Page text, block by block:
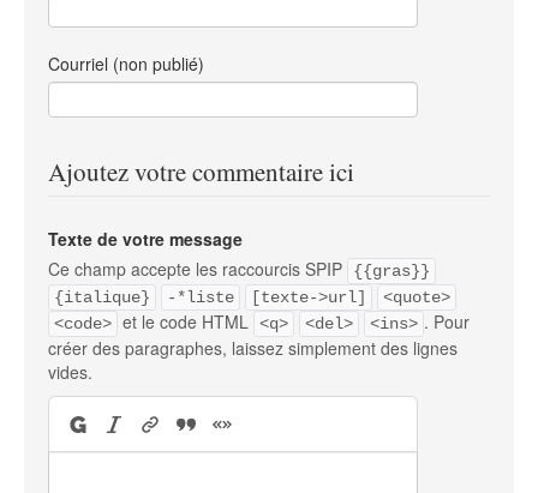
Courriel (non publié)
Ajoutez votre commentaire ici
Texte de votre message
Ce champ accepte les raccourcis SPIP
{{gras}}
{italique}
-*liste [texte->url]
<quote>
<code> et le code HTML <q> <del> <ins> . Pour
créer des paragraphes, laissez simplement des lignes
vides.